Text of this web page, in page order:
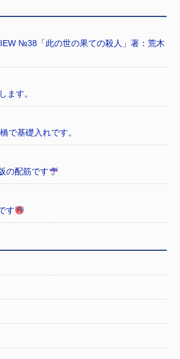
№38「此の世の果ての殺人」著：荒木
ます。
で基礎入れです。
の配筋です
す